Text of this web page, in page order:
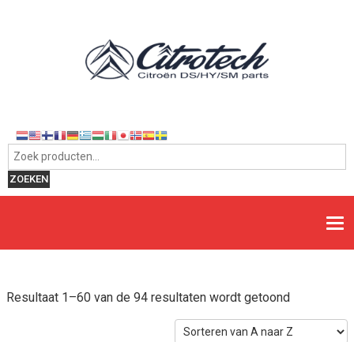
Zoeken naar:
ZOEKEN
Resultaat 1–60 van de 94 resultaten wordt getoond